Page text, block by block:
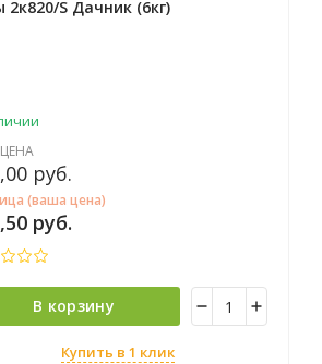
2к820/S Дачник (6кг)
руб.
(ваша цена)
руб.
В корзину
Купить в 1 клик